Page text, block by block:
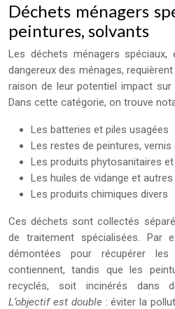
Déchets ménagers
peintures, solvants
Les déchets ménagers spéciaux,
dangereux des ménages,
raison de leur potentiel impact sur
Dans cette catégorie, on trouve
Les batteries et piles usagées
Les restes de peintures,
Les produits phytosanitaires
Les huiles de vidange et
Les produits chimiques divers
Ces déchets sont collectés
de traitement spécialisées. Par
démontées pour récupérer les
contiennent, tandis que les
recyclés, soit incinérés dans
L’objectif est double : éviter la